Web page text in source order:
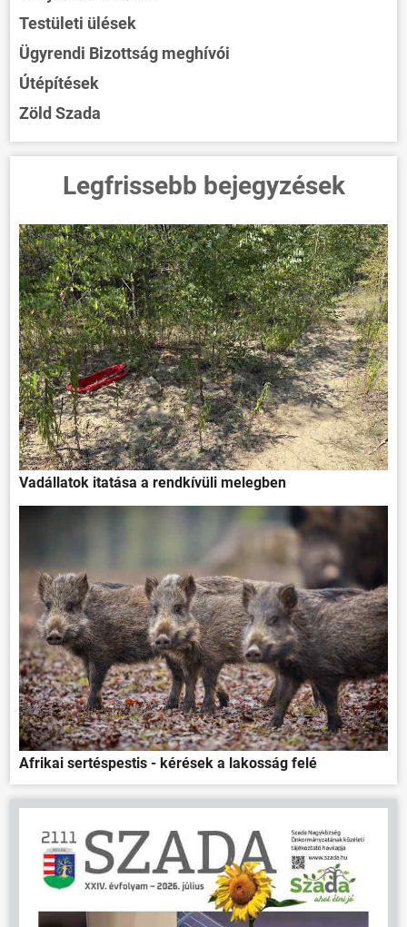
Testületi ülések
Ügyrendi Bizottság meghívói
Útépítések
Zöld Szada
Legfrissebb bejegyzések
Vadállatok itatása a rendkívüli melegben
Afrikai sertéspestis - kérések a lakosság felé